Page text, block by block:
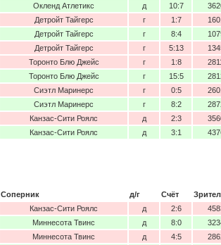
Окленд Атлетикс д 10:7
Детройт Тайгерс г 1:7
Детройт Тайгерс г 8:4
Детройт Тайгерс г 5:13
Торонто Блю Джейс г 1:8
Торонто Блю Джейс г 15:5
Сиэтл Маринерс г 0:5
Сиэтл Маринерс г 8:2
Канзас-Сити Роялс д 2:3
Канзас-Сити Роялс д 3:1
Соперник д/г Счёт
Канзас-Сити Роялс д 2:6
Миннесота Твинс д 8:0
Миннесота Твинс д 4:5